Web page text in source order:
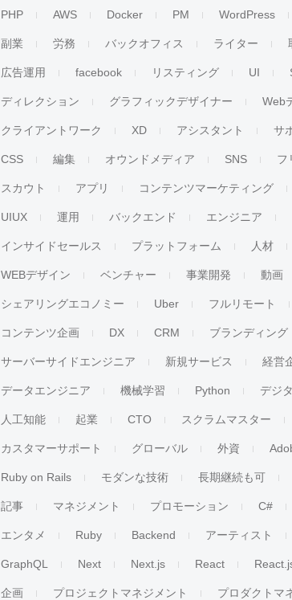
PHP AWS Docker PM WordPress
副業 労務 バックオフィス ライター
広告運用 facebook リスティング UI
ディレクション グラフィックデザイナー Web
クライアントワーク XD アシスタント サ
CSS 編集 オウンドメディア SNS フ
スカウト アプリ コンテンツマーケティング
UIUX 運用 バックエンド エンジニア
インサイドセールス プラットフォーム 人材
WEBデザイン ベンチャー 事業開発 動画
シェアリングエコノミー Uber フルリモート
コンテンツ企画 DX CRM ブランディング
サーバーサイドエンジニア 新規サービス 経営
データエンジニア 機械学習 Python デジ
人工知能 起業 CTO スクラムマスター
カスタマーサポート グローバル 外資
Ruby on Rails モダンな技術 長期継続も可
記事 マネジメント プロモーション C#
エンタメ Ruby Backend アーティスト
GraphQL Next Next.js React
企画 プロジェクトマネジメント プロダクトマ